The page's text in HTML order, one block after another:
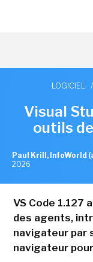
LOGICIEL /
Visual
outils
Paul Krill, InfoWorld
2026
VS Code 1.127
des agents,
navigateur par
navigateur